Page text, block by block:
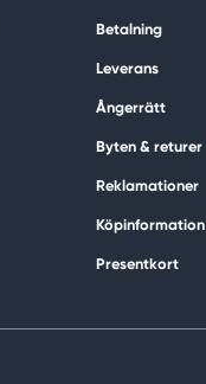
Betalning
Leverans
Ångerrätt
Byten & returer
Reklamationer
Köpinformation
Presentkort